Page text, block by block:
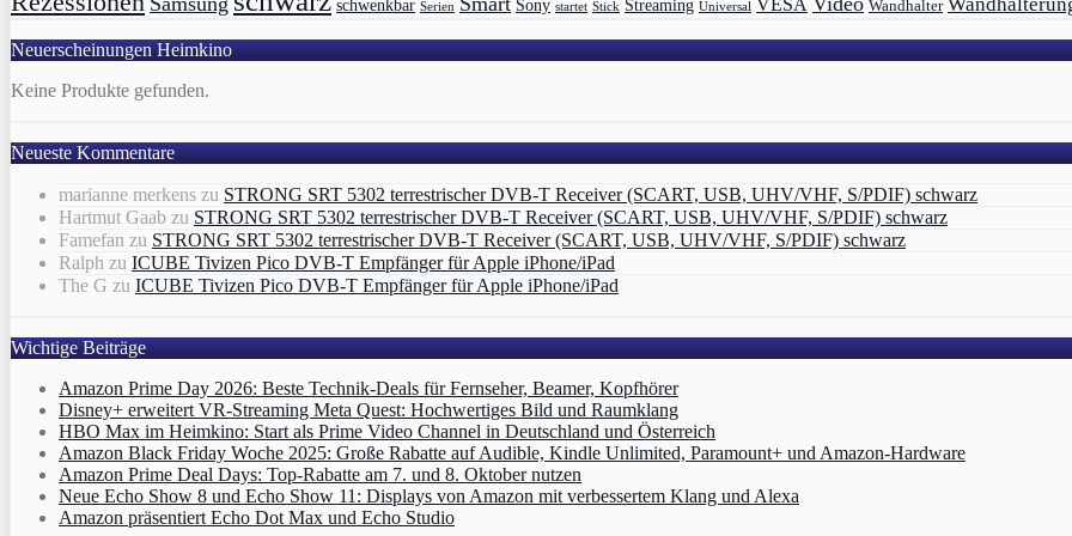
schwenkbar Serien Sony startet Stick Streaming Universal VESA Wandhalter
Neuerscheinungen Heimkino
Keine Produkte gefunden.
Neueste Kommentare
marianne merkens zu STRONG SRT 5302 terrestrischer DVB-T Receiver (SCART, USB, UHV/VHF, S/PDIF) schwarz
Hartmut Gaab zu STRONG SRT 5302 terrestrischer DVB-T Receiver (SCART, USB, UHV/VHF, S/PDIF) schwarz
Famefan zu STRONG SRT 5302 terrestrischer DVB-T Receiver (SCART, USB, UHV/VHF, S/PDIF) schwarz
Ralph zu ICUBE Tivizen Pico DVB-T Empfänger für Apple iPhone/iPad
The G zu ICUBE Tivizen Pico DVB-T Empfänger für Apple iPhone/iPad
Wichtige Beiträge
Amazon Prime Day 2026: Beste Technik-Deals für Fernseher, Beamer, Kopfhörer
Disney+ erweitert VR‑Streaming Meta Quest: Hochwertiges Bild und Raumklang
HBO Max im Heimkino: Start als Prime Video Channel in Deutschland und Österreich
Amazon Black Friday Woche 2025: Große Rabatte auf Audible, Kindle Unlimited, Paramount+ und Amazon‑Hardware
Amazon Prime Deal Days: Top-Rabatte am 7. und 8. Oktober nutzen
Neue Echo Show 8 und Echo Show 11: Displays von Amazon mit verbessertem Klang und Alexa
Amazon präsentiert Echo Dot Max und Echo Studio